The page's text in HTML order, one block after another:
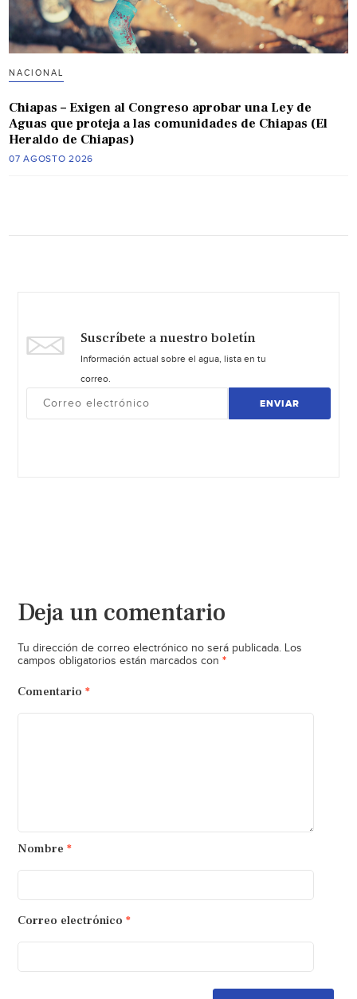
NACIONAL
Chiapas – Exigen al Congreso aprobar una Ley de
Aguas que proteja a las comunidades de Chiapas (El
Heraldo de Chiapas)
07 AGOSTO 2026
Suscríbete a nuestro boletín
Información actual sobre el agua, lista en tu
correo.
ENVIAR
Deja un comentario
Tu dirección de correo electrónico no será publicada. Los
campos obligatorios están marcados con *
Comentario *
Nombre *
Correo electrónico *